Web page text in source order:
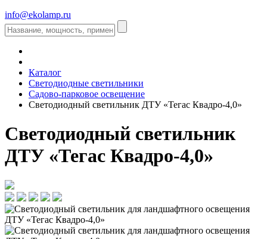
info@ekolamp.ru
Каталог
Светодиодные светильники
Садово-парковое освещение
Светодиодный светильник ДТУ «Тегас Квадро-4,0»
Светодиодный светильник
ДТУ «Тегас Квадро-4,0»